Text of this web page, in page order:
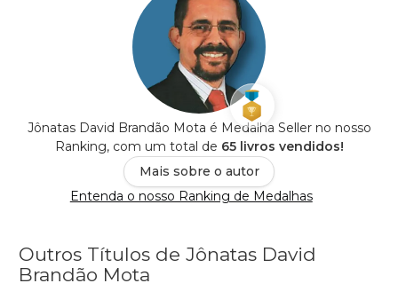
Jônatas David Brandão Mota é Medalha Seller no nosso
Ranking, com um total de 65 livros vendidos!
Mais sobre o autor
Entenda o nosso Ranking de Medalhas
Outros Títulos de Jônatas David
Brandão Mota